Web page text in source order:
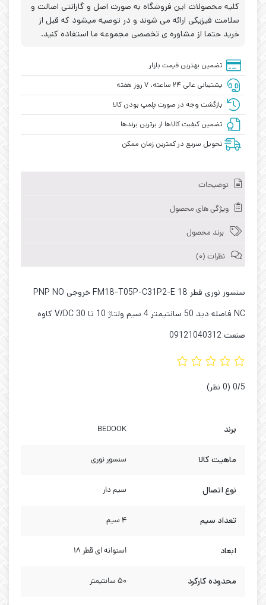
کلیه محصولات این فروشگاه به صورت اصل و گارانتی اصالت و
سلامت فیزیکی ارائه می شوند و در توصیه میشود که قبل از
خرید حتما از مشاوره ی تخصصی مجموعه ما استفاده کنید.
تضمین بهترین قیمت بازار
پشتیبانی عالی ۲۴ ساعته، ۷ روز هفته
بازگشت وجه در صورت پلمپ بودن کالا
تضمین کیفیت کالاها از برترین برندها
تحویل سریع در کمترین زمان ممکن
توضیحات
ویژگی های محصول
برند محصول
نظرات (0)
سنسور نوری قطر 18 FM18-T05P-C31P2-E خروجی PNP NO
NC فاصله دید 50 سانتیمتر 4 سیم ولتاژ 10 تا 30 V/DC کاوه
صنعت 09121040312
‫0/5 ‫(0 نظر)
برند BEDOOK
ماهیت کالا سنسور نوری
نوع اتصال سیم دار
تعداد سیم 4 سیم
ابعاد استوانه ای قطر 18
محدوده کارکرد 50 سانتیمتر